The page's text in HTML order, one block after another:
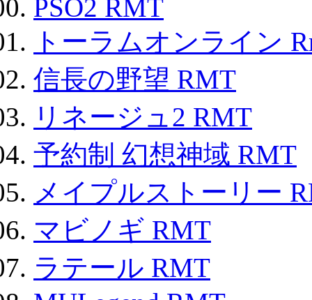
PSO2 RMT
トーラムオンライン
信長の野望 RMT
リネージュ2 RMT
予約制 幻想神域 RMT
メイプルストーリー
マビノギ RMT
ラテール RMT